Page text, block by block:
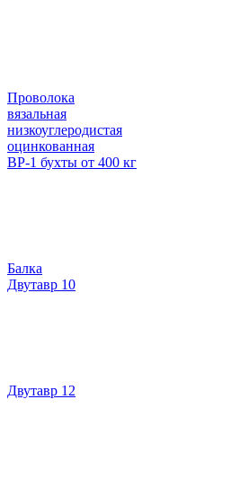
Проволока
вязальная
низкоуглеродистая
оцинкованная
ВР-1 бухты от 400 кг
Балка
Двутавр 10
Двутавр 12